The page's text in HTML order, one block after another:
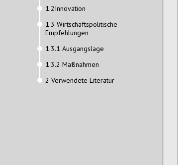
1.2Innovation
1.3 Wirtschaftspolitische
Empfehlungen
1.3.1 Ausgangslage
1.3.2 Maßnahmen
2 Verwendete Literatur